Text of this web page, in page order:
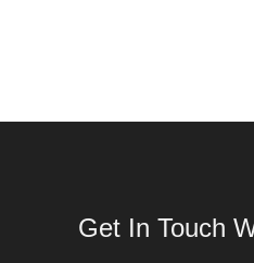
Get In Touch